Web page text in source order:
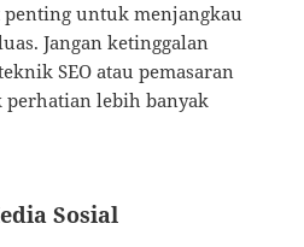
untuk menjangkau
Jangan ketinggalan
SEO atau pemasaran
lebih banyak
Sosial